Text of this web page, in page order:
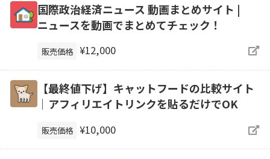
国際政治経済ニュース 動画まとめサイト |
ニュースを動画でまとめてチェック！
販売価格 ¥12,000
【最終値下げ】キャットフードの比較サイト
｜アフィリエイトリンクを貼るだけでOK
販売価格 ¥10,000